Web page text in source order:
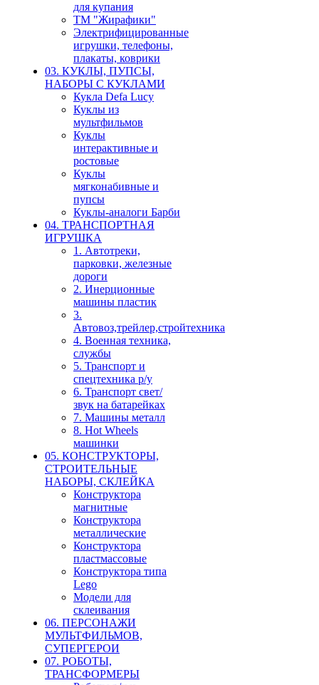
для купания
ТМ "Жирафики"
Электрифицированные
игрушки, телефоны,
плакаты, коврики
03. КУКЛЫ, ПУПСЫ,
НАБОРЫ С КУКЛАМИ
Кукла Defa Lucy
Куклы из
мультфильмов
Куклы
интерактивные и
ростовые
Куклы
мягконабивные и
пупсы
Куклы-аналоги Барби
04. ТРАНСПОРТНАЯ
ИГРУШКА
1. Автотреки,
парковки, железные
дороги
2. Инерционные
машины пластик
3.
Автовоз,трейлер,стройтехника
4. Военная техника,
службы
5. Транспорт и
спецтехника р/у
6. Транспорт свет/
звук на батарейках
7. Машины металл
8. Hot Wheels
машинки
05. КОНСТРУКТОРЫ,
СТРОИТЕЛЬНЫЕ
НАБОРЫ, СКЛЕЙКА
Конструктора
магнитные
Конструктора
металлические
Конструктора
пластмассовые
Конструктора типа
Lego
Модели для
склеивания
06. ПЕРСОНАЖИ
МУЛЬТФИЛЬМОВ,
СУПЕРГЕРОИ
07. РОБОТЫ,
ТРАНСФОРМЕРЫ